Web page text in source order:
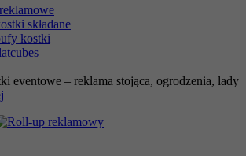
składane
kostki
eventowe – reklama stojąca, ogrodzenia, lady